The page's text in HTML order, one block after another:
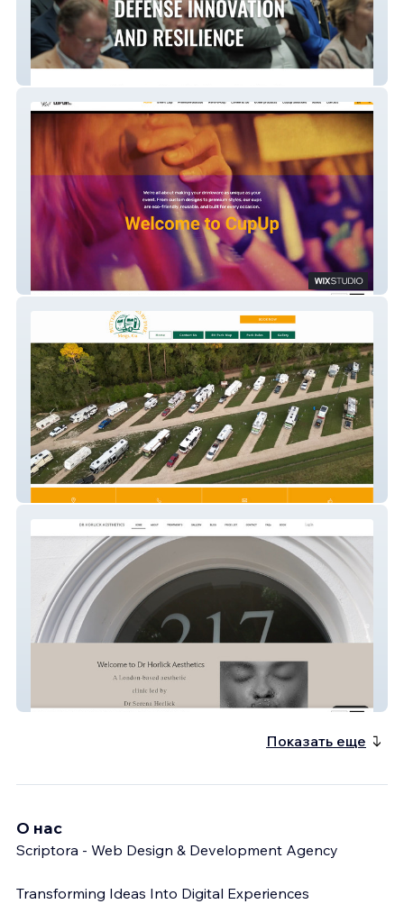
MISSION2044
Cupup
Butterbean Acres Rv
Dr Horlick Aesthetic
Показать еще
О нас
Scriptora - Web Design & Development Agency
Transforming Ideas Into Digital Experiences